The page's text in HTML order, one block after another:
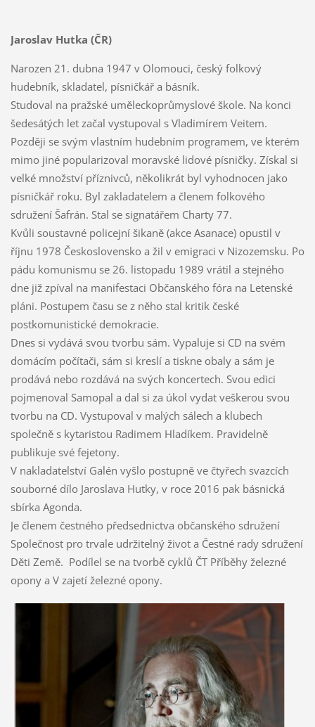
Jaroslav Hutka (ČR)
Narozen 21. dubna 1947 v Olomouci, český folkový
hudebník, skladatel, písničkář a básník.
Studoval na pražské uměleckoprůmyslové škole. Na konci
šedesátých let začal vystupoval s Vladimírem Veitem.
Později se svým vlastním hudebním programem, ve kterém
mimo jiné popularizoval moravské lidové písničky. Získal si
velké množství příznivců, několikrát byl vyhodnocen jako
písničkář roku. Byl zakladatelem a členem folkového
sdružení Šafrán. Stal se signatářem Charty 77.
Kvůli soustavné policejní šikaně (akce Asanace) opustil v
říjnu 1978 Československo a žil v emigraci v Nizozemsku. Po
pádu komunismu se 26. listopadu 1989 vrátil a stejného
dne již zpíval na manifestaci Občanského fóra na Letenské
pláni. Postupem času se z něho stal kritik české
postkomunistické demokracie.
Dnes si vydává svou tvorbu sám. Vypaluje si CD na svém
domácím počítači, sám si kreslí a tiskne obaly a sám je
prodává nebo rozdává na svých koncertech. Svou edici
pojmenoval Samopal a dal si za úkol vydat veškerou svou
tvorbu na CD. Vystupoval v malých sálech a klubech
společně s kytaristou Radimem Hladíkem. Pravidelně
publikuje své fejetony.
V nakladatelství Galén vyšlo postupně ve čtyřech svazcích
souborné dílo Jaroslava Hutky, v roce 2016 pak básnická
sbírka Agonda.
Je členem čestného předsednictva občanského sdružení
Společnost pro trvale udržitelný život a Čestné rady sdružení
Děti Země. Podílel se na tvorbě cyklů ČT Příběhy železné
opony a V zajetí železné opony.